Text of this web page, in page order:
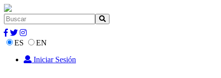
ES
EN
Iniciar Sesión